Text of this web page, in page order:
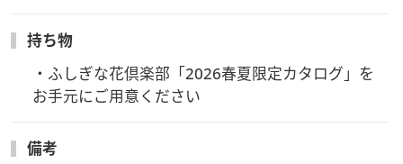
【事前にお届けする教材】
・テキスト、型紙、作品実物大コピーをお送りします
※5/16(土)に発送予定
持ち物
・ふしぎな花倶楽部「2026春夏限定カタログ」を
お手元にご用意ください
備考